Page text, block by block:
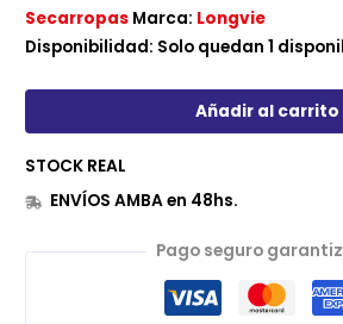
Secarropas Marca: Longvie
Disponibilidad: Solo quedan 1
Añadir al carrito
STOCK REAL
ENVÍOS AMBA en 48hs.
Pago seguro